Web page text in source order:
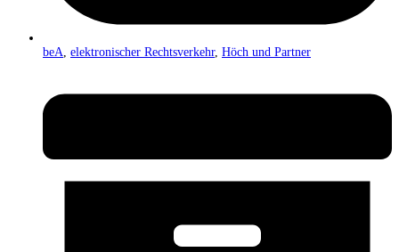
beA, elektronischer Rechtsverkehr, Höch und Partner